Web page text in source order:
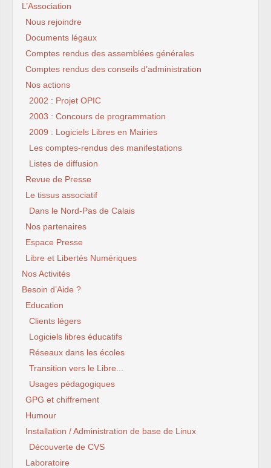
L’Association
Nous rejoindre
Documents légaux
Comptes rendus des assemblées générales
Comptes rendus des conseils d’administration
Nos actions
2002 : Projet OPIC
2003 : Concours de programmation
2009 : Logiciels Libres en Mairies
Les comptes-rendus des manifestations
Listes de diffusion
Revue de Presse
Le tissus associatif
Dans le Nord-Pas de Calais
Nos partenaires
Espace Presse
Libre et Libertés Numériques
Nos Activités
Besoin d’Aide ?
Education
Clients légers
Logiciels libres éducatifs
Réseaux dans les écoles
Transition vers le Libre...
Usages pédagogiques
GPG et chiffrement
Humour
Installation / Administration de base de Linux
Découverte de CVS
Laboratoire